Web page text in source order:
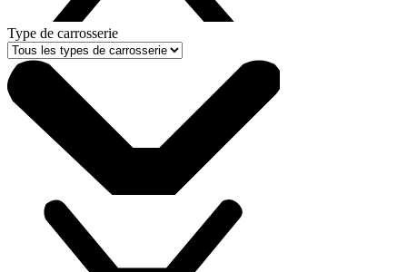
Type de carrosserie